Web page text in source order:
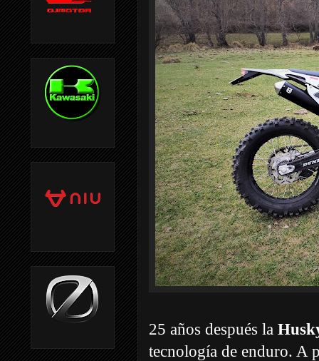
25 años después la
tecnología de enduro. A